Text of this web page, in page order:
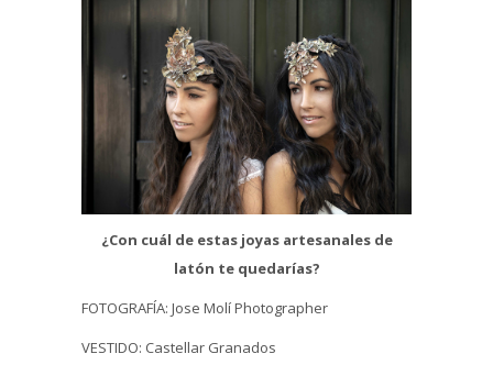
¿Con cuál de estas joyas artesanales de
latón te quedarías?
FOTOGRAFÍA: Jose Molí Photographer
VESTIDO: Castellar Granados